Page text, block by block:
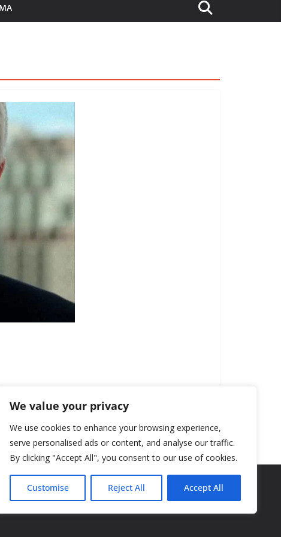
We value your privacy
We use cookies to enhance your browsing experience,
serve personalised ads or content, and analyse our traffic.
By clicking "Accept All", you consent to our use of cookies.
Customise Reject All Accept All